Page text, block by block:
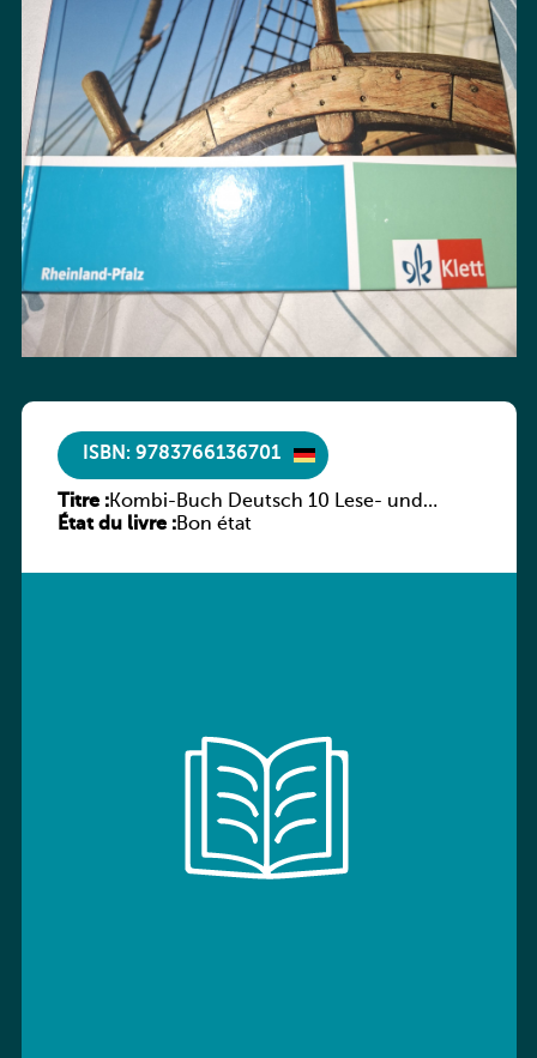
ISBN: 9783766136701
Titre :Kombi-Buch Deutsch 10 Lese- und
Sprachbuch
État du livre :Bon état